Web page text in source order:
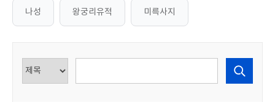
나성 왕궁리유적 미륵사지